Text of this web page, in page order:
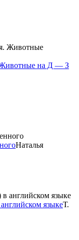
Животные на Д — З
Наталья
языкеТ.